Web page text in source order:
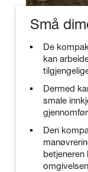
Små
De
kan
Dermed
smale
Den